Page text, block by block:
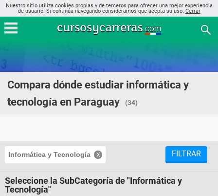
Nuestro sitio utiliza cookies propias y de terceros para ofrecer una mejor experiencia
de usuario. Si continúa navegando consideramos que acepta su uso. Cerrar
Compara dónde estudiar informática y
tecnología en Paraguay
(34)
Informática y Tecnología FILTRAR
Seleccione la SubCategoría de "Informática y
Tecnología"